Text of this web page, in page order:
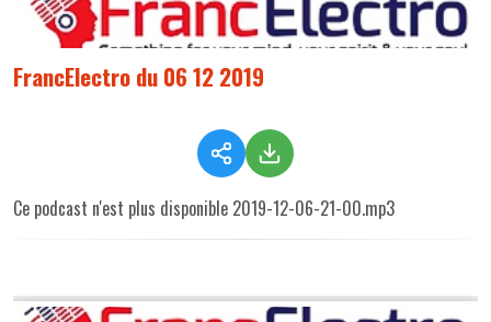
FrancElectro du 06 12 2019
Ce podcast n'est plus disponible 2019-12-06-21-00.mp3